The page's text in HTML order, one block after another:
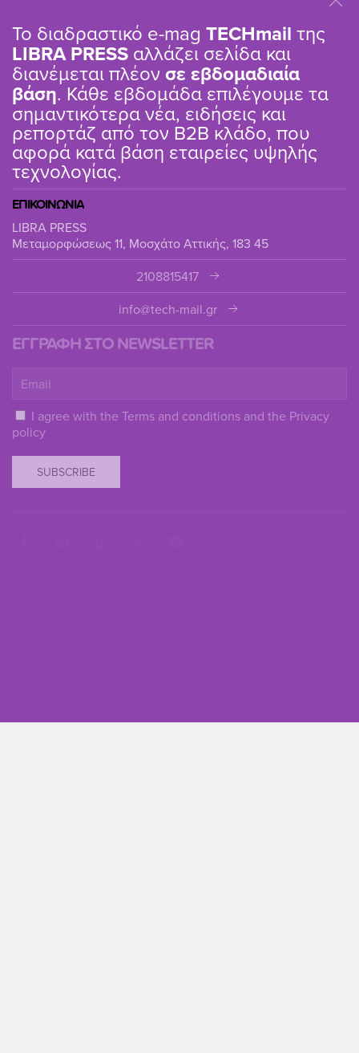
Το διαδραστικό e-mag TΕCHmail της
LIBRA PRESS αλλάζει σελίδα και
διανέμεται πλέον σε εβδομαδιαία
βάση. Κάθε εβδομάδα επιλέγουμε τα
σημαντικότερα νέα, ειδήσεις και
ρεπορτάζ από τον B2B κλάδο, που
αφορά κατά βάση εταιρείες υψηλής
τεχνολογίας.
ΕΠΙΚΟΙΝΩΝΙΑ
LIBRA PRESS
Μεταμορφώσεως 11, Μοσχάτο Αττικής, 183 45
2108815417
info@tech-mail.gr
ΕΓΓΡΑΦΗ ΣΤΟ NEWSLETTER
I agree with the Terms and conditions and the Privacy
policy
SUBSCRIBE